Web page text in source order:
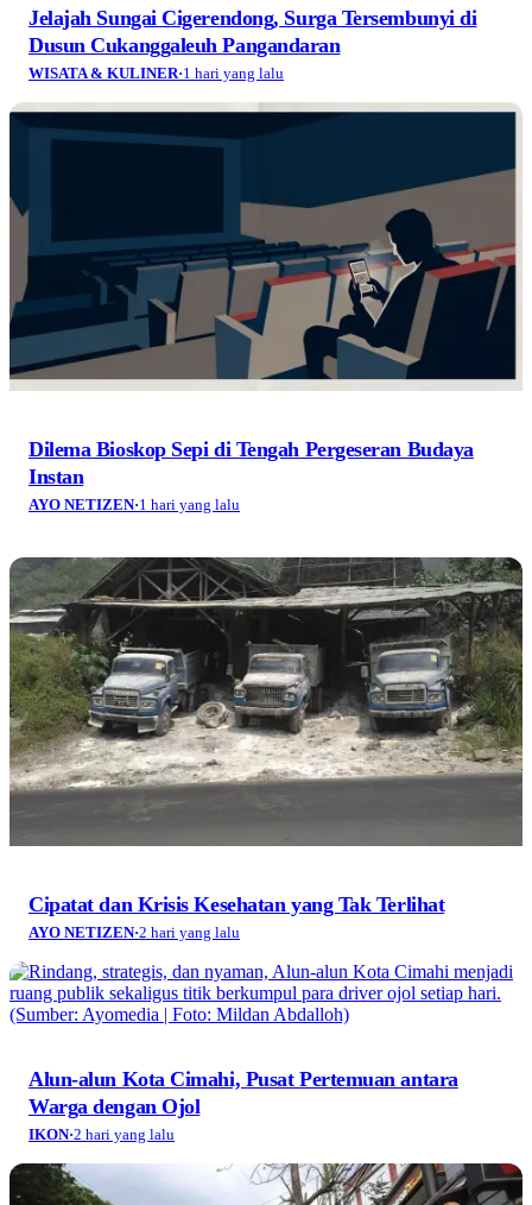
Jelajah Sungai Cigerendong, Surga Tersembunyi di
Dusun Cukanggaleuh Pangandaran
WISATA & KULINER·1 hari yang lalu
Dilema Bioskop Sepi di Tengah Pergeseran Budaya
Instan
AYO NETIZEN·1 hari yang lalu
Cipatat dan Krisis Kesehatan yang Tak Terlihat
AYO NETIZEN·2 hari yang lalu
Alun-alun Kota Cimahi, Pusat Pertemuan antara
Warga dengan Ojol
IKON·2 hari yang lalu